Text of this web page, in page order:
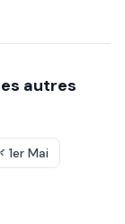
autres
1er Mai